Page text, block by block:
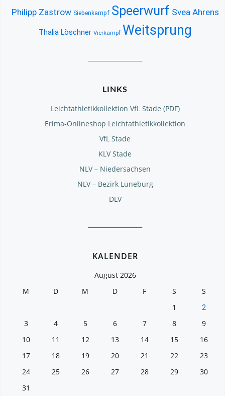
Philipp Zastrow Siebenkampf Speerwurf Svea Ahrens
Thalia Löschner Vierkampf Weitsprung
LINKS
Leichtathletikkollektion VfL Stade (PDF)
Erima-Onlineshop Leichtathletikkollektion
VfL Stade
KLV Stade
NLV – Niedersachsen
NLV – Bezirk Lüneburg
DLV
KALENDER
August 2026
M
D M D F S
S
1
2
3 4 5 6 7 8
9
10
11 12 13 14 15
16
17
18 19 20 21 22
23
24
25 26 27 28 29
30
31